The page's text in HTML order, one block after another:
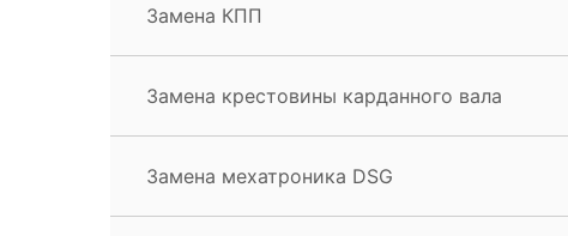
Замена КПП
Замена крестовины карданного вала
Замена мехатроника DSG